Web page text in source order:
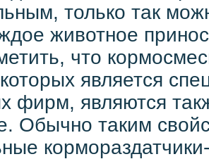
только так
животное
что
является
фирм, являются
Обычно таким